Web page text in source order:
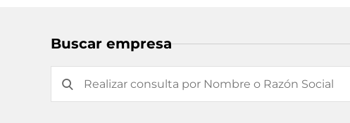
Buscar empresa